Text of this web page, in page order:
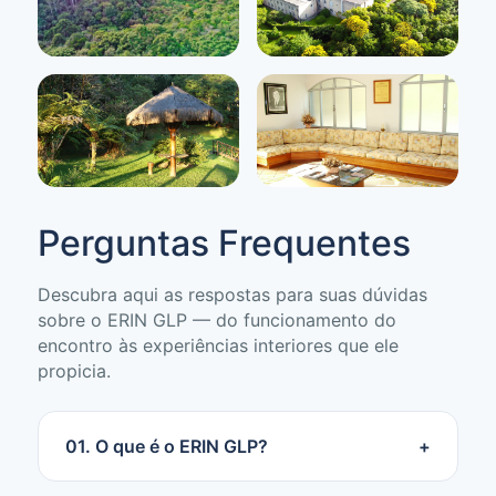
Perguntas Frequentes
Descubra aqui as respostas para suas dúvidas
sobre o ERIN GLP — do funcionamento do
encontro às experiências interiores que ele
propicia.
01. O que é o ERIN GLP? +